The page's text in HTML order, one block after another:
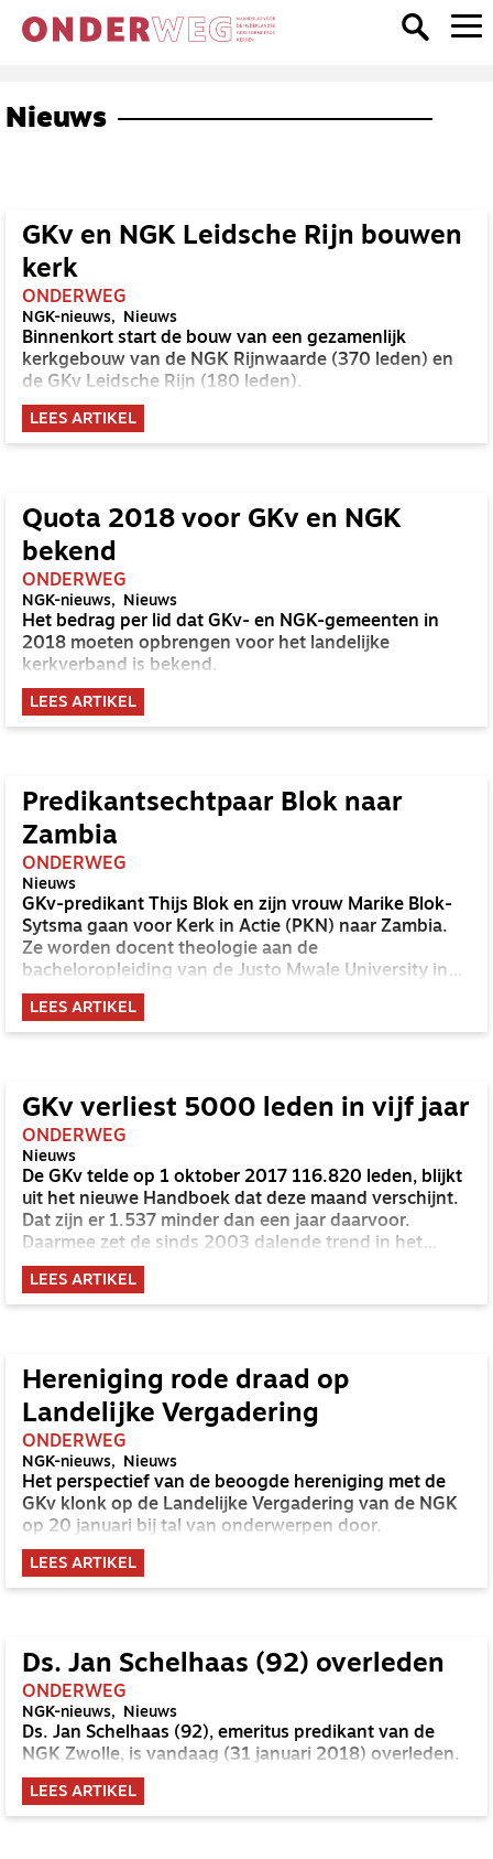
Nieuws
GKv en NGK Leidsche Rijn bouwen
kerk
ONDERWEG
NGK-nieuws Nieuws
Binnenkort start de bouw van een gezamenlijk
kerkgebouw van de NGK Rijnwaarde (370 leden) en
de GKv Leidsche Rijn (180 leden).
LEES ARTIKEL
Quota 2018 voor GKv en NGK
bekend
ONDERWEG
NGK-nieuws Nieuws
Het bedrag per lid dat GKv- en NGK-gemeenten in
2018 moeten opbrengen voor het landelijke
kerkverband is bekend.
LEES ARTIKEL
Predikantsechtpaar Blok naar
Zambia
ONDERWEG
Nieuws
GKv-predikant Thijs Blok en zijn vrouw Marike Blok-
Sytsma gaan voor Kerk in Actie (PKN) naar Zambia.
Ze worden docent theologie aan de
bacheloropleiding van de Justo Mwale University in
Lusaka.
LEES ARTIKEL
GKv verliest 5000 leden in vijf jaar
ONDERWEG
Nieuws
De GKv telde op 1 oktober 2017 116.820 leden, blijkt
uit het nieuwe Handboek dat deze maand verschijnt.
Dat zijn er 1.537 minder dan een jaar daarvoor.
Daarmee zet de sinds 2003 dalende trend in het
ledental zich versterkt door.
LEES ARTIKEL
Hereniging rode draad op
Landelijke Vergadering
ONDERWEG
NGK-nieuws Nieuws
Het perspectief van de beoogde hereniging met de
GKv klonk op de Landelijke Vergadering van de NGK
op 20 januari bij tal van onderwerpen door.
LEES ARTIKEL
Ds. Jan Schelhaas (92) overleden
ONDERWEG
NGK-nieuws Nieuws
Ds. Jan Schelhaas (92), emeritus predikant van de
NGK Zwolle, is vandaag (31 januari 2018) overleden.
LEES ARTIKEL